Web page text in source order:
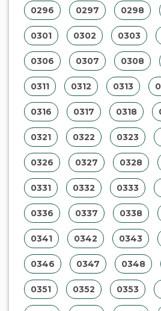
0296 0297 0298
0301 0302 0303
0306 0307 0308
0311 0312 0313
0316 0317 0318
0321 0322 0323
0326 0327 0328
0331 0332 0333
0336 0337 0338
0341 0342 0343
0346 0347 0348
0351 0352 0353